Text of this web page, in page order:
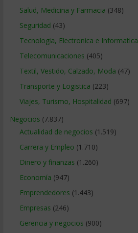
Salud, Medicina y Farmacia (348)
Seguridad (43)
Tecnologia, Electronica e Informatica
Telecomunicaciones (405)
Textil, Vestido, Calzado, Moda (47)
Transporte y Logistica (223)
Viajes, Turismo, Hospitalidad (697)
Negocios (7.837)
Actualidad de negocios (1.519)
Carrera y Empleo (1.710)
Dinero y finanzas (1.260)
Economía (947)
Emprendedores (1.443)
Empresas (246)
Gerencia y negocios (900)